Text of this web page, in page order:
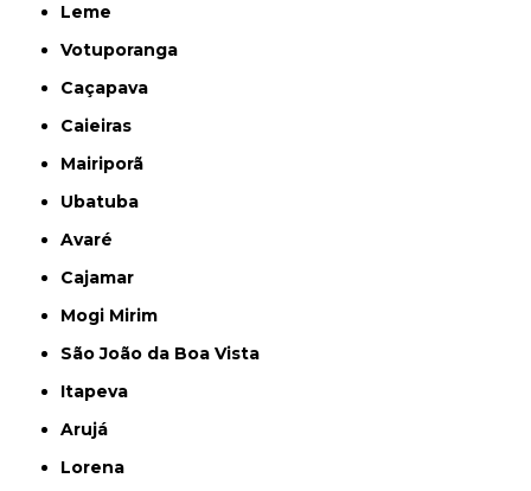
Leme
Votuporanga
Caçapava
Caieiras
Mairiporã
Ubatuba
Avaré
Cajamar
Mogi Mirim
São João da Boa Vista
Itapeva
Arujá
Lorena